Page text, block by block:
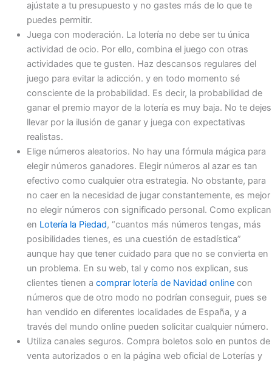
ajústate a tu presupuesto y no gastes más de lo que te
puedes permitir.
Juega con moderación. La lotería no debe ser tu única
actividad de ocio. Por ello, combina el juego con otras
actividades que te gusten. Haz descansos regulares del
juego para evitar la adicción. y en todo momento sé
consciente de la probabilidad. Es decir, la probabilidad de
ganar el premio mayor de la lotería es muy baja. No te dejes
llevar por la ilusión de ganar y juega con expectativas
realistas.
Elige números aleatorios. No hay una fórmula mágica para
elegir números ganadores. Elegir números al azar es tan
efectivo como cualquier otra estrategia. No obstante, para
no caer en la necesidad de jugar constantemente, es mejor
no elegir números con significado personal. Como explican
en Lotería la Piedad, “cuantos más números tengas, más
posibilidades tienes, es una cuestión de estadística”
aunque hay que tener cuidado para que no se convierta en
un problema. En su web, tal y como nos explican, sus
clientes tienen a comprar lotería de Navidad onlinecon
números que de otro modo no podrían conseguir, pues se
han vendido en diferentes localidades de España, y a
través del mundo online pueden solicitar cualquier número.
Utiliza canales seguros. Compra boletos solo en puntos de
venta autorizados o en la página web oficial de Loterías y